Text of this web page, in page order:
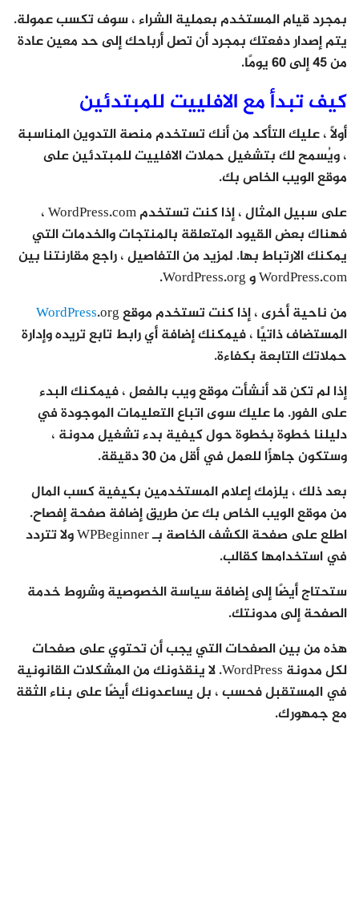
بمجرد قيام المستخدم بعملية الشراء ، سوف تكسب عمولة.
يتم إصدار دفعتك بمجرد أن تصل أرباحك إلى حد معين عادة
من 45 إلى 60 يومًا.
كيف تبدأ مع الافلييت للمبتدئين
أولاً ، عليك التأكد من أنك تستخدم منصة التدوين المناسبة
، ويُسمح لك بتشغيل حملات الافلييت للمبتدئين على
موقع الويب الخاص بك.
على سبيل المثال ، إذا كنت تستخدم WordPress.com ،
فهناك بعض القيود المتعلقة بالمنتجات والخدمات التي
يمكنك الارتباط بها. لمزيد من التفاصيل ، راجع مقارنتنا بين
WordPress.com و WordPress.org.
من ناحية أخرى ، إذا كنت تستخدم موقع
WordPress.org
المستضاف ذاتيًا ، فيمكنك إضافة أي رابط تابع تريده وإدارة
حملاتك التابعة بكفاءة.
إذا لم تكن قد أنشأت موقع ويب بالفعل ، فيمكنك البدء
على الفور. ما عليك سوى اتباع التعليمات الموجودة في
دليلنا خطوة بخطوة حول كيفية بدء تشغيل مدونة ،
وستكون جاهزًا للعمل في أقل من 30 دقيقة.
بعد ذلك ، يلزمك إعلام المستخدمين بكيفية كسب المال
من موقع الويب الخاص بك عن طريق إضافة صفحة إفصاح.
اطلع على صفحة الكشف الخاصة بـ WPBeginner ولا تتردد
في استخدامها كقالب.
ستحتاج أيضًا إلى إضافة سياسة الخصوصية وشروط خدمة
الصفحة إلى مدونتك.
هذه من بين الصفحات التي يجب أن تحتوي على صفحات
لكل مدونة WordPress. لا ينقذونك من المشكلات القانونية
في المستقبل فحسب ، بل يساعدونك أيضًا على بناء الثقة
مع جمهورك.